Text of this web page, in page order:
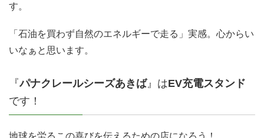
す。
「石油を買わず自然のエネルギーで走る」実感。心からい
いなぁと思います。
『パナクレールシーズあきば』はEV充電スタンド
です！
地球を労るこの喜びを伝えるための店になろう！